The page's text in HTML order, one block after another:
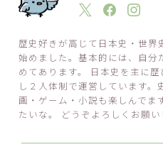
歴史好きが高じて日本史・世界
始めました。基本的には、自分
めてあります。 日本史を主に
し２人体制で運営しています
画・ゲーム・小説も楽しんでま
たいな。 どうぞよろしくお願い